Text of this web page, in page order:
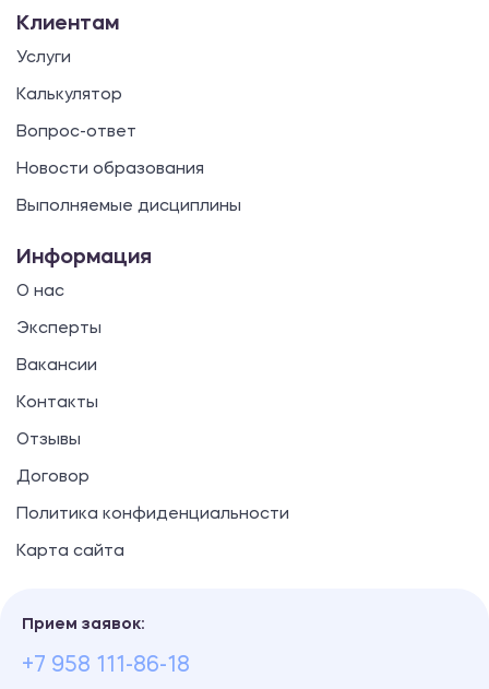
Клиентам
Услуги
Калькулятор
Вопрос-ответ
Новости образования
Выполняемые дисциплины
Информация
О нас
Эксперты
Вакансии
Контакты
Отзывы
Договор
Политика конфиденциальности
Карта сайта
Прием заявок:
+7 958 111-86-18